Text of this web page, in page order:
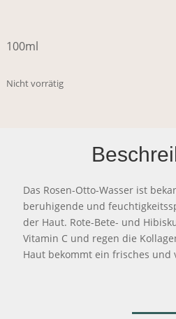
100ml
Nicht vorrätig
Das Rosen-Otto-Wasser ist
beruhigende und
der Haut. Rote-Bete- und
Vitamin C und regen die
Haut bekommt ein frisches und